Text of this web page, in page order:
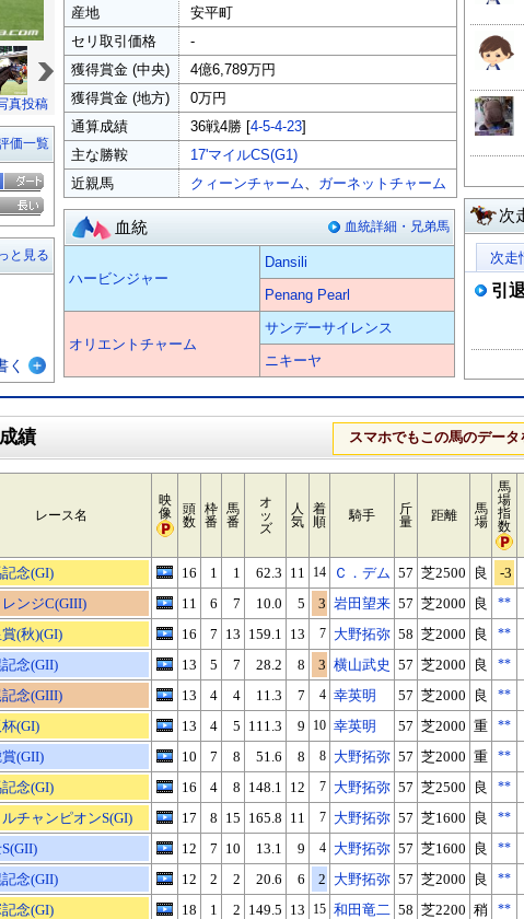
真投稿
価一覧
と見る
く
産地
安平町
セリ取引価格
-
獲得賞金 (中央)
4億6,789万円
獲得賞金 (地方)
0万円
通算成績
36戦4勝 [4-5-4-23]
主な勝鞍
17'マイルCS(G1)
近親馬
クィーンチャーム、 ガーネットチャーム
血統 血統詳細・兄弟馬
ハービンジャー
Dansili
Penang Pearl
オリエントチャーム
サンデーサイレンス
ニキーヤ
次
次走
引退
績 スマホでもこの馬のデータ
レース名
映
像
頭
数
枠
番
馬
番
オ
ッ
ズ
人
気
着
順
騎手
斤
量
距離
馬
場
馬
場
指
数
念(GI) 16 1 1 62.3 11 14 Ｃ．デム 57 芝2500 良 -3
ンジC(GIII) 11 6 7 10.0 5 3 岩田望来 57 芝2000 良 **
(秋)(GI) 16 7 13 159.1 13 7 大野拓弥 58 芝2000 良 **
念(GII) 13 5 7 28.2 8 3 横山武史 57 芝2000 良 **
念(GIII) 13 4 4 11.3 7 4 幸英明 57 芝2000 良 **
(GI) 13 4 5 111.3 9 10 幸英明 57 芝2000 重 **
(GII) 10 7 8 51.6 8 8 大野拓弥 57 芝2000 重 **
念(GI) 16 4 8 148.1 12 7 大野拓弥 57 芝2500 良 **
チャンピオンS(GI) 17 8 15 165.8 11 7 大野拓弥 57 芝1600 良 **
12 7 10 13.1 9 4 大野拓弥 57 芝1600 良 **
念(GII) 12 2 2 20.6 6 2 大野拓弥 57 芝2000 良 **
念(GI) 18 1 2 149.5 13 15 和田竜二 58 芝2200 稍 **